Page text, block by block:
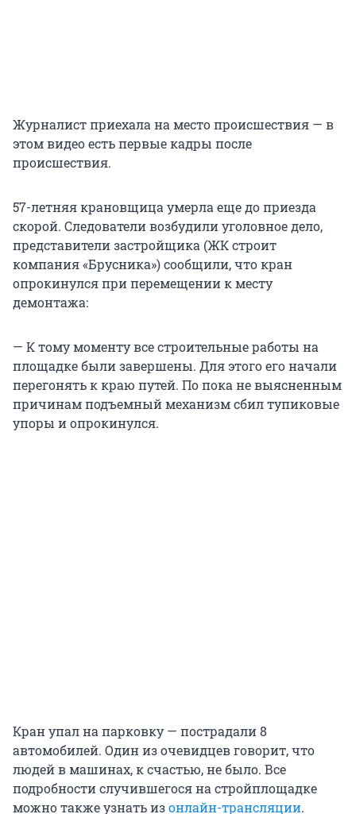
Журналист приехала на место происшествия — в
этом видео есть первые кадры после
происшествия.
57-летняя крановщица умерла еще до приезда
скорой. Следователи возбудили уголовное дело,
представители застройщика (ЖК строит
компания «Брусника») сообщили, что кран
опрокинулся при перемещении к месту
демонтажа:
— К тому моменту все строительные работы на
площадке были завершены. Для этого его начали
перегонять к краю путей. По пока не выясненным
причинам подъемный механизм сбил тупиковые
упоры и опрокинулся.
Кран упал на парковку — пострадали 8
автомобилей. Один из очевидцев говорит, что
людей в машинах, к счастью, не было. Все
подробности случившегося на стройплощадке
можно также узнать изонлайн-трансляции.